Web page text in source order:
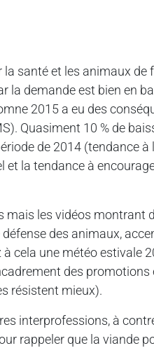
santé et les animaux de
la demande est bien en
2015 a eu des
Quasiment 10 % de
de 2014 (tendance à
et la tendance à
les vidéos montrant
des animaux,
cela une météo estivale
des
résistent mieux).
interprofessions, à
rappeler que la viande